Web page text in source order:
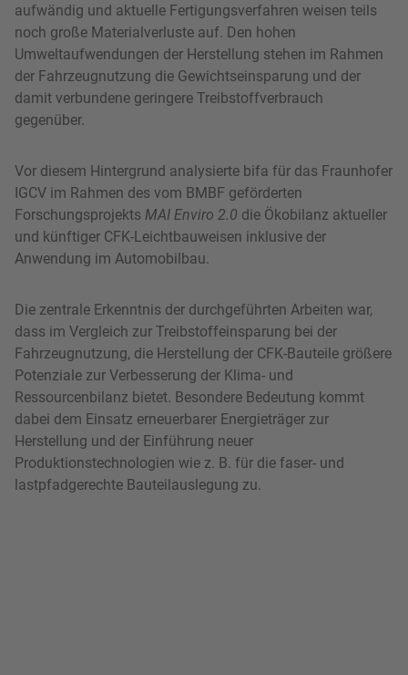
aufwändig und aktuelle Fertigungsverfahren weisen teils
noch große Materialverluste auf. Den hohen
Umweltaufwendungen der Herstellung stehen im Rahmen
der Fahrzeugnutzung die Gewichtseinsparung und der
damit verbundene geringere Treibstoffverbrauch
gegenüber.
Vor diesem Hintergrund analysierte bifa für das Fraunhofer
IGCV im Rahmen des vom BMBF geförderten
Forschungsprojekts MAI Enviro 2.0 die Ökobilanz aktueller
und künftiger CFK-Leichtbauweisen inklusive der
Anwendung im Automobilbau.
Die zentrale Erkenntnis der durchgeführten Arbeiten war,
dass im Vergleich zur Treibstoffeinsparung bei der
Fahrzeugnutzung, die Herstellung der CFK-Bauteile größere
Potenziale zur Verbesserung der Klima- und
Ressourcenbilanz bietet. Besondere Bedeutung kommt
dabei dem Einsatz erneuerbarer Energieträger zur
Herstellung und der Einführung neuer
Produktionstechnologien wie z. B. für die faser- und
lastpfadgerechte Bauteilauslegung zu.